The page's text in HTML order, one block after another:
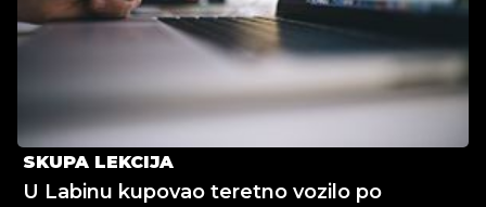
SKUPA LEKCIJA
U Labinu kupovao teretno vozilo po